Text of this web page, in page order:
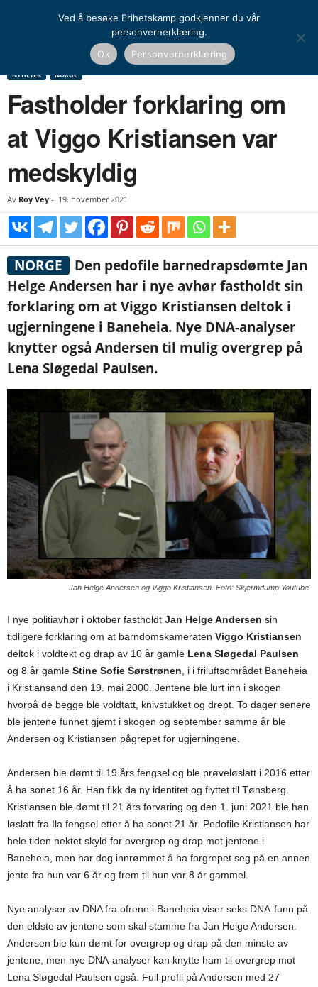
Norge
Fastholder forklaring om at Viggo Kristiansen var
NYHETER NORGE
Fastholder forklaring om
at Viggo Kristiansen var
medskyldig
Av Roy Vey - 19. november 2021
NORGE
Den pedofile barnedrapsdømte Jan
Helge Andersen har i nye avhør fastholdt sin
forklaring om at Viggo Kristiansen deltok i
ugjerningene i Baneheia. Nye DNA-analyser
knytter også Andersen til mulig overgrep på
Lena Sløgedal Paulsen.
Jan Helge Andersen og Viggo Kristiansen. Foto: Skjermdump Youtube.
I nye politiavhør i oktober fastholdt Jan Helge Andersen sin
tidligere forklaring om at barndomskameraten Viggo Kristiansen
deltok i voldtekt og drap av 10 år gamle Lena Sløgedal Paulsen
og 8 år gamle Stine Sofie Sørstrønen , i i friluftsområdet Baneheia
i Kristiansand den 19. mai 2000. Jentene ble lurt inn i skogen
hvorpå de begge ble voldtatt, knivstukket og drept. To dager senere
ble jentene funnet gjemt i skogen og september samme år ble
Andersen og Kristiansen pågrepet for ugjerningene.
Andersen ble dømt til 19 års fengsel og ble prøveløslatt i 2016 etter
å ha sonet 16 år. Han fikk da ny identitet og flyttet til Tønsberg.
Kristiansen ble dømt til 21 års forvaring og den 1. juni 2021 ble han
løslatt fra Ila fengsel etter å ha sonet 21 år. Pedofile Kristiansen har
hele tiden nektet skyld for overgrep og drap mot jentene i
Baneheia, men har dog innrømmet å ha forgrepet seg på en annen
jente fra hun var 6 år og frem til hun var 8 år gammel.
Nye analyser av DNA fra ofrene i Baneheia viser seks DNA-funn på
den eldste av jentene som skal stamme fra Jan Helge Andersen.
Andersen ble kun dømt for overgrep og drap på den minste av
jentene, men nye DNA-analyser kan knytte ham til overgrep mot
Lena Sløgedal Paulsen også. Full profil på Andersen med 27
Ved å besøke Frihetskamp godkjenner du vår
personvernerklæring.
Ok
Personvernerklæring